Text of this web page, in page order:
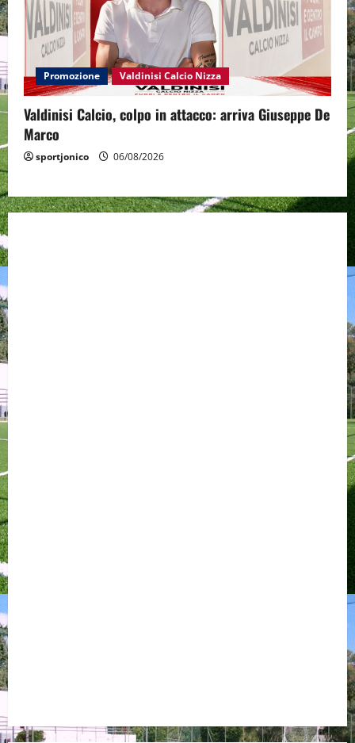
Promozione Valdinisi Calcio Nizza
Valdinisi Calcio, colpo in attacco: arriva Giuseppe De
Marco
sportjonico 06/08/2026